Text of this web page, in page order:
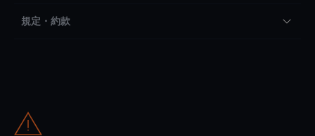
規定・約款